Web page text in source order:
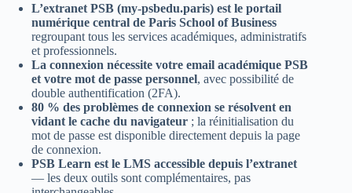
L’extranet PSB (my-psbedu.paris) est le portail
numérique central de Paris School of Business
regroupant tous les services académiques, administratifs
et professionnels.
La connexion nécessite votre email académique PSB
et votre mot de passe personnel, avec possibilité de
double authentification (2FA).
80 % des problèmes de connexion se résolvent en
vidant le cache du navigateur ; la réinitialisation du
mot de passe est disponible directement depuis la page
de connexion.
PSB Learn est le LMS accessible depuis l’extranet
— les deux outils sont complémentaires, pas